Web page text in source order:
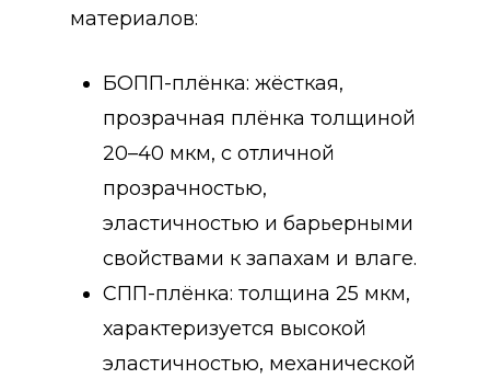
материалов:
БОПП-плёнка: жёсткая,
прозрачная плёнка толщиной
20–40 мкм, с отличной
прозрачностью,
эластичностью и барьерными
свойствами к запахам и влаге.
СПП-плёнка: толщина 25 мкм,
характеризуется высокой
эластичностью, механической